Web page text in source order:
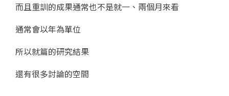
而且重訓的成果通常也不是就一、兩個月來看
通常會以年為單位
所以就篇的研究結果
還有很多討論的空間